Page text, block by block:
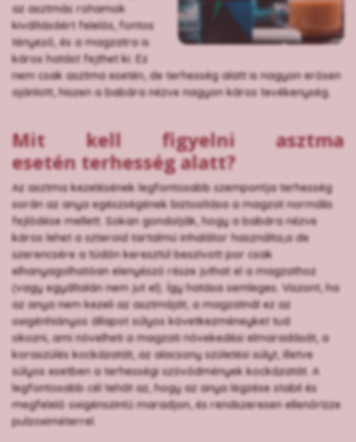
az asztmás rohamok
kiváltásáért felelős, fontos
tényező, és a magzatra is
káros hatást fejthet ki. Ez
nem csak asztma esetén, de terhesség alatt is nagyon erősen
ajánlott, hiszen a babára nézve nagyon káros tevékenység.
Mit kell figyelni asztma
esetén terhesség alatt?
Az asztma kezelésének legfontosabb szempontja terhesség
során az anya egészségének biztosítása a magzat normális
fejlődése mellett. Sokan gondolják, hogy a babára nézve
káros lehet a szteroid tartalmú inhalátor használta,a de
szerencsére a tüdőn keresztül beszívott por csak
elhanyagolhatóan elenyésző része juthat el a magzathoz
(vagy egyáltalán nem jut el). Így hatása semleges. Viszont, ha
az anya nem kezeli az asztmáját, a magzatnál ez az
oxigénhiányos állapot súlyos következméneyket tud
okozni, ami növelheti a magzati növekedési elmaradását, a
koraszülés kockázatát, az alacsony születési súlyt, illetve
súlyos esetben a terhességi szövődmények kockázatát. A
legfontosabb cél tehát az, hogy az anya légzése stabil és
megfelelő oxigénszintű maradjon, és rendszeresen ellenőrízze
pulzoximéterrel.